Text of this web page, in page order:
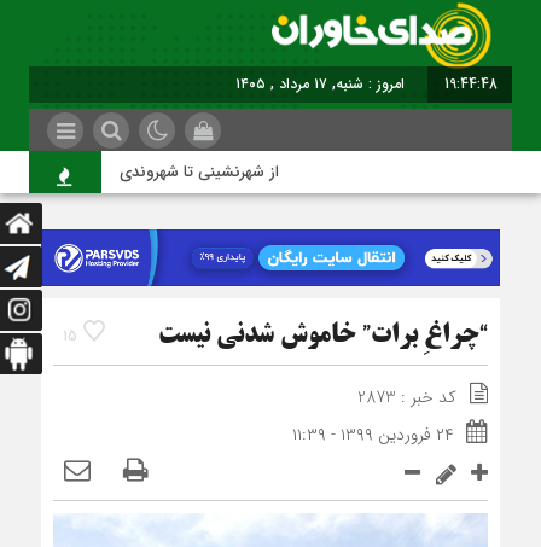
19:44:49 امروز : شنبه, ۱۷ مرداد , ۱۴۰۵
از شهرنشینی تا شهروندی
15 “چراغِ برات” خاموش شدنی نیست
کد خبر : 2873
۲۴ فروردین ۱۳۹۹ - ۱۱:۳۹